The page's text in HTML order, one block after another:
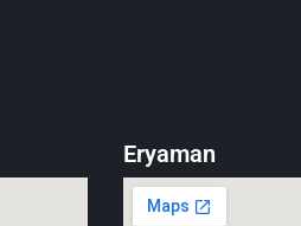
Eryaman